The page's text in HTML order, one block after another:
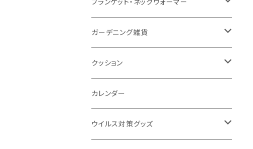
カスタムデザイン
付箋
トレイ
パットカバー、ブックカバー
IDケース、パスケース、コインケース
付属ライト
ランタン
非常食
モバイルリング
アクセサリー・スマホケース
タッチペン
USBケーブル・ハブ
ケース付きミラー
手持ちミラー
ビューティー雑貨
フォトフレーム、スタンド
キーホルダー
時計
ブランケット・ネックウォーマー
ブランケット
ネックウォーマー
マフラー・ストール
ガーデニング雑貨
F.O.B COOP
クッション
折りたたみクッション
カレンダー
ウイルス対策グッズ